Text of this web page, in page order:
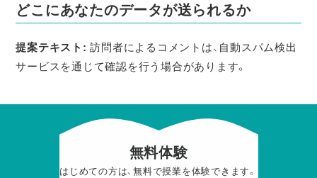
どこにあなたのデータが送られるか
提案テキスト:訪問者によるコメントは、自動スパム検出
サービスを通じて確認を行う場合があります。
無料体験
はじめての方は、無料で授業を体験できます。